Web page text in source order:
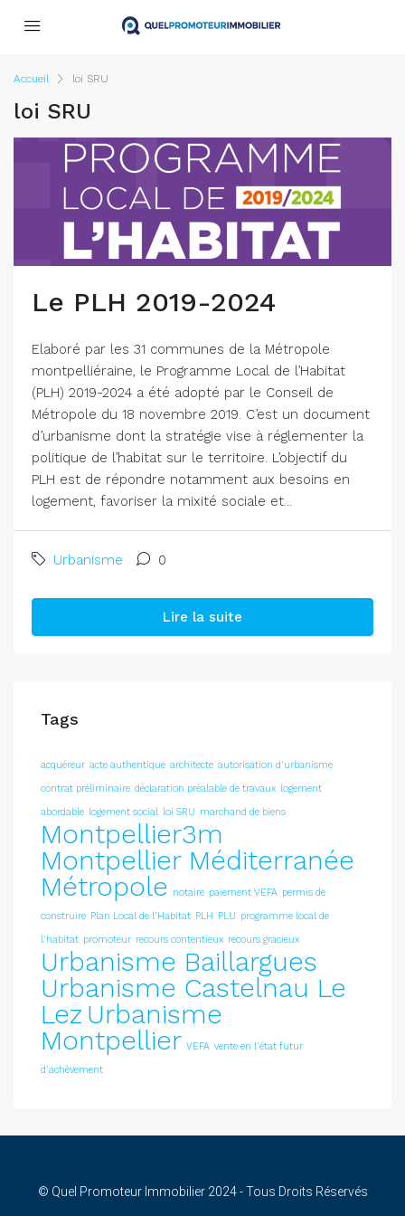
Accueil loi SRU
loi SRU
Le PLH 2019-2024
Elaboré par les 31 communes de la Métropole
montpelliéraine, le Programme Local de l’Habitat
(PLH) 2019-2024 a été adopté par le Conseil de
Métropole du 18 novembre 2019. C’est un document
d’urbanisme dont la stratégie vise à réglementer la
politique de l’habitat sur le territoire. L’objectif du
PLH est de répondre notamment aux besoins en
logement, favoriser la mixité sociale et...
Urbanisme 0
Lire la suite
Tags
acquéreur acte authentique architecte autorisation d'urbanisme
contrat préliminaire déclaration préalable de travaux logement
abordable logement social loi SRU marchand de biens
Montpellier3m
Montpellier Méditerranée
Métropole notaire paiement VEFA permis de
construire Plan Local de l'Habitat PLH PLU programme local de
l'habitat promoteur recours contentieux recours gracieux
Urbanisme Baillargues
Urbanisme Castelnau Le
Lez Urbanisme
Montpellier VEFA vente en l'état futur
d'achèvement
© Quel Promoteur Immobilier 2024 - Tous Droits Réservés